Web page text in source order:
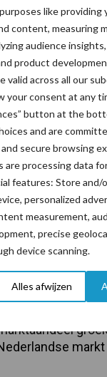
like providing
content, measuring
audience
product
valid across all our
your consent at any
button at the
and are
secure browsing
are processing data
features: Store and/
personalized
measurement,
precise
device scanning.
Alles afwijzen
en
in de greep
speenhuid: een
markt
Toon meer